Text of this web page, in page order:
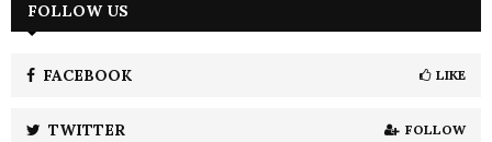
h
FOLLOW US
FACEBOOK LIKE
TWITTER FOLLOW